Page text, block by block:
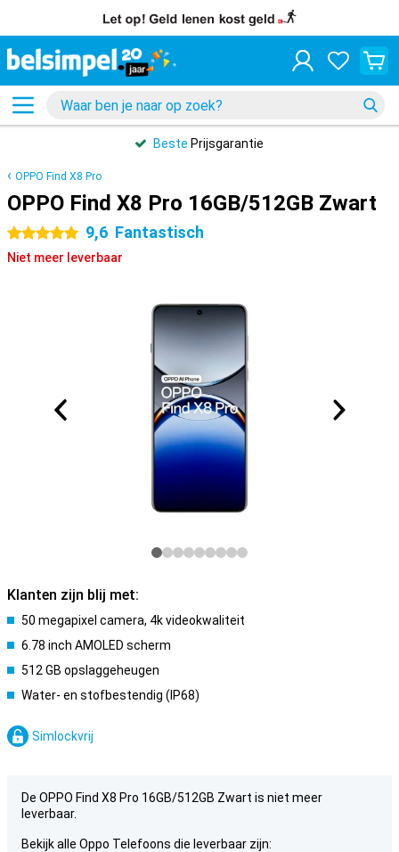
Beste Prijsgarantie
OPPO Find X8 Pro
OPPO Find X8 Pro 16GB/512GB Zwart
5 sterren 9,6 Fantastisch
Niet meer leverbaar
Klanten zijn blij met:
50 megapixel camera, 4k videokwaliteit
6.78 inch AMOLED scherm
512 GB opslaggeheugen
Water- en stofbestendig (IP68)
Simlockvrij
De OPPO Find X8 Pro 16GB/512GB Zwart is niet meer
leverbaar.
Bekijk alle Oppo Telefoons die leverbaar zijn: